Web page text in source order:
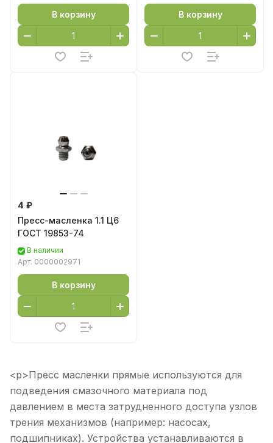
В корзину В корзину
4 ₽
Пресс-масленка 1.1 Ц6
ГОСТ 19853-74
В наличии
Арт. 0000002971
В корзину
<p>Пресс масленки прямые используются для
подведения смазочного материала под
давлением в места затрудненного доступа узлов
трения механизмов (например: насосах,
подшипниках). Устройства устанавливаются в